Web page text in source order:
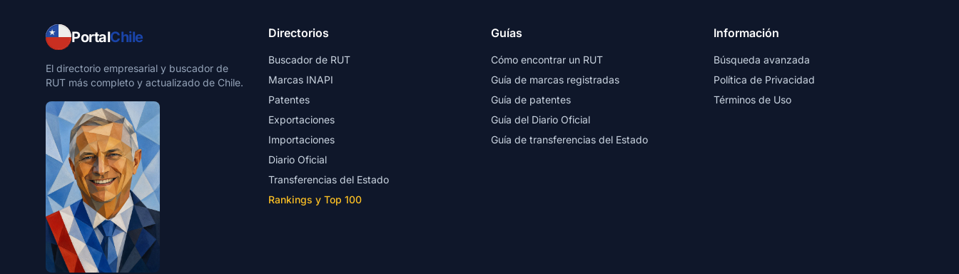
PortalChile
El directorio empresarial y buscador de
RUT más completo y actualizado de Chile.
Directorios
Buscador de RUT
Marcas INAPI
Patentes
Exportaciones
Importaciones
Diario Oficial
Transferencias del Estado
Rankings y Top 100
Guías
Cómo encontrar un RUT
Guía de marcas registradas
Guía de patentes
Guía del Diario Oficial
Guía de transferencias del Estado
Información
Búsqueda avanzada
Política de Privacidad
Términos de Uso